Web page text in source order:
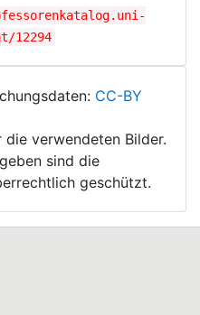
12294
CC-BY
verwendeten Bilder.
sind die
geschützt.